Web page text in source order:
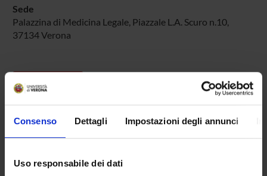
Consenso Dettagli Impostazioni degli annunci
Uso responsabile dei dati
Sede
Palazzina di Medicina Legale, Piazzale L.A. Scuro n.10,
37134 Verona
Componenti
Annaloro Gabriela
Borsista
Tecnico-Amministrativo